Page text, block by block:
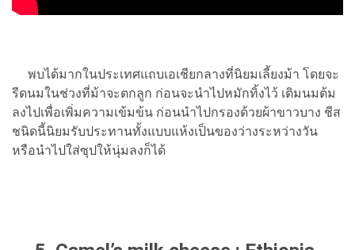
พบได้มากในประเทศแถบเอเชียกลางที่นิยมเลี้ยงม้า โดยจะ
รีดนมในช่วงที่ม้าจะตกลูก ก่อนจะนำไปหมักทิ้งไว้ เติมนมต้ม
ลงไปเพื่อเพิ่มความเข้มข้น ก่อนนำไปกรองด้วยผ้าขาวบาง ชีส
ชนิดนี้นิยมรับประทานทั้งแบบแห้งเป็นของว่างระหว่างวัน
หรือนำไปใส่ซุปให้นุ่มลงก็ได้